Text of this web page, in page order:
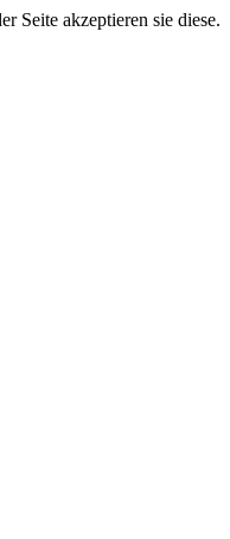
Seite akzeptieren sie diese.